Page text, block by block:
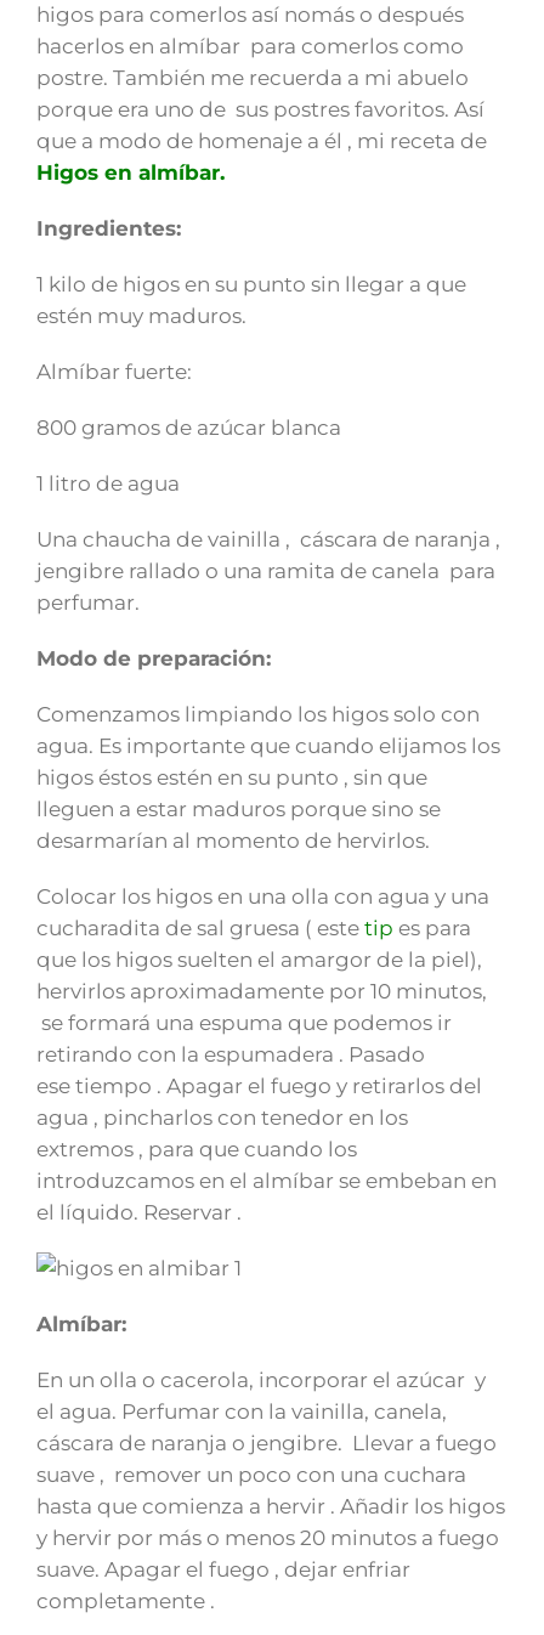
higos para comerlos así nomás o después
hacerlos en almíbar para comerlos como
postre. También me recuerda a mi abuelo
porque era uno de sus postres favoritos. Así
que a modo de homenaje a él , mi receta de
Higos en almíbar.
Ingredientes:
1 kilo de higos en su punto sin llegar a que
estén muy maduros.
Almíbar fuerte:
800 gramos de azúcar blanca
1 litro de agua
Una chaucha de vainilla , cáscara de naranja ,
jengibre rallado o una ramita de canela para
perfumar.
Modo de preparación:
Comenzamos limpiando los higos solo con
agua. Es importante que cuando elijamos los
higos éstos estén en su punto , sin que
lleguen a estar maduros porque sino se
desarmarían al momento de hervirlos.
Colocar los higos en una olla con agua y una
cucharadita de sal gruesa ( este tip es para
que los higos suelten el amargor de la piel),
hervirlos aproximadamente por 10 minutos,
se formará una espuma que podemos ir
retirando con la espumadera . Pasado
ese tiempo . Apagar el fuego y retirarlos del
agua , pincharlos con tenedor en los
extremos , para que cuando los
introduzcamos en el almíbar se embeban en
el líquido. Reservar .
Almíbar:
En un olla o cacerola, incorporar el azúcar y
el agua. Perfumar con la vainilla, canela,
cáscara de naranja o jengibre. Llevar a fuego
suave , remover un poco con una cuchara
hasta que comienza a hervir . Añadir los higos
y hervir por más o menos 20 minutos a fuego
suave. Apagar el fuego , dejar enfriar
completamente .